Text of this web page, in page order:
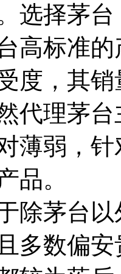
选择茅
高标准
度，其
代理茅
薄弱，
品。
茅台以
多数偏